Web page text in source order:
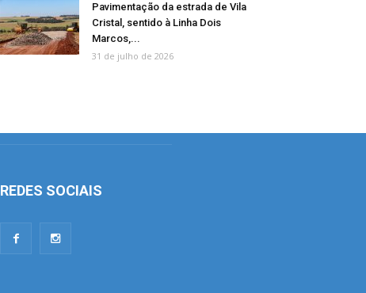
Pavimentação da estrada de Vila
Cristal, sentido à Linha Dois
Marcos,...
31 de julho de 2026
REDES SOCIAIS